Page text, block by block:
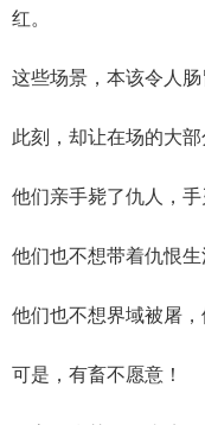
红。
这些场景，本该令人肠
此刻，却让在场的大部
他们亲手毙了仇人，手
他们也不想带着仇恨生
他们也不想界域被屠，
可是，有畜不愿意！